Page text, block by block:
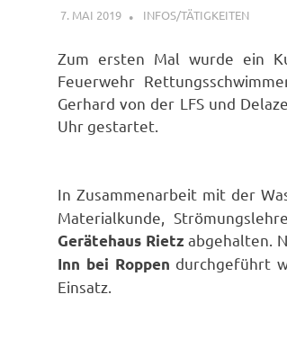
7. MAI 2019 RAINER SCHUCHTER
INFOS/TÄTIGKEITEN
Zum ersten Mal wurde ein
Feuerwehr
Gerhard von der LFS und
Uhr gestartet.
In Zusammenarbeit mit der
Materialkunde,
Gerätehaus Rietz abgehalten.
Inn bei Roppen durchgeführt
Einsatz.